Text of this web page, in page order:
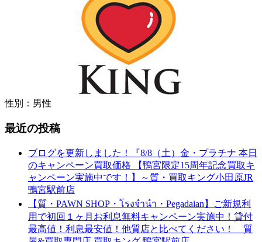
性別：男性
最近の投稿
ブログを更新しました！『8/8（土）金・プラチナ 本日
のキャンペーン買取価格 【鴨宮限定15周年記念買取キ
ャンペーン実施中です！】～質・買取キング小田原JR
鴨宮駅前店
【質・PAWN SHOP・โรงจำนำ・Pegadaian】ご新規利
用で初回１ヶ月お利息無料キャンペーン実施中！貸付
最高値！利息最安値！他質店と比べてください！ 質